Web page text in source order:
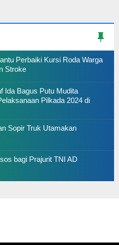
Perbaiki Kursi Roda Warga
Stroke
Ida Bagus Putu Mudita
Pilkada 2024 di
Sopir Truk Utamakan
bagi Prajurit TNI AD